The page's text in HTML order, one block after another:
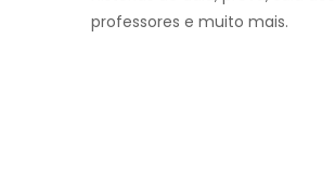
professores e muito mais.